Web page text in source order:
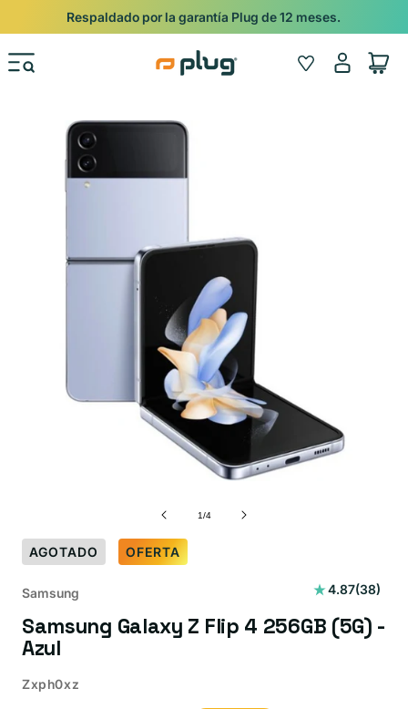
Ir al contenido
Pide con Entrega Nocturna para recibir antes del 24/12.
Wishlist
Iniciar
sesión
Carrito
Ir directamente a la información del producto
1/de
4
AGOTADO OFERTA
Samsung 4.87(38)
38
totales
Samsung Galaxy Z Flip 4 256GB (5G) -
Azul
Zxph0xz